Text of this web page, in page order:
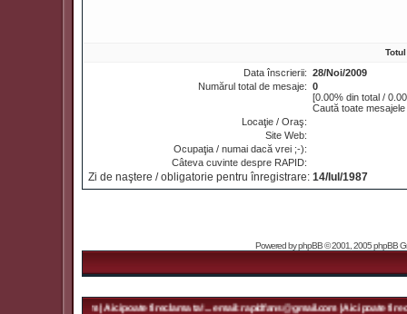
Data înscrierii: 28/Noi/2009
Numărul total de mesaje: 0
[0.00% din total /
Caută toate
Locaţie / Oraş:
Site Web:
Ocupaţia / numai dacă vrei ;-):
Câteva cuvinte despre RAPID:
Zi de naştere / obligatorie pentru înregistrare: 14/Iul/1987
Powered byphpBB© 2001, 2005 phpBB
| Aici poate fi reclama ta! ... email: rapidfans@gmail.com | Aici poate fi